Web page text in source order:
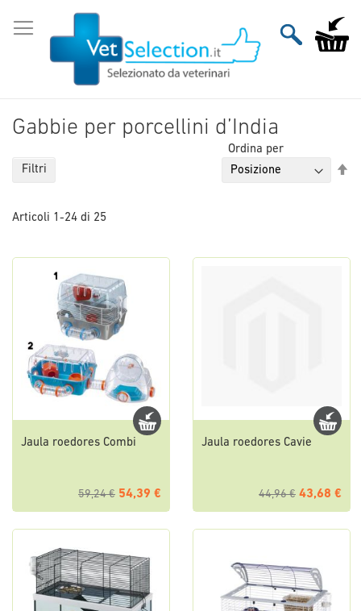
al
contenuto
Carrello
Gabbie per porcellini d’India
Articoli 1 -24 di 25
Ordina per
Jaula roedores Combi
59,24 € 54,39 €
Jaula roedores Cavie
44,96 € 43,68 €
Filtri